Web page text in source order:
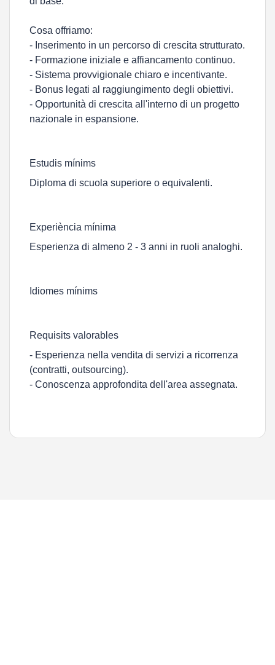
Cosa offriamo:
- Inserimento in un percorso di crescita strutturato.
- Formazione iniziale e affiancamento continuo.
- Sistema provvigionale chiaro e incentivante.
- Bonus legati al raggiungimento degli obiettivi.
- Opportunità di crescita all'interno di un progetto
nazionale in espansione.
Estudis mínims
Diploma di scuola superiore o equivalenti.
Experiència mínima
Esperienza di almeno 2 - 3 anni in ruoli analoghi.
Idiomes mínims
Requisits valorables
- Esperienza nella vendita di servizi a ricorrenza
(contratti, outsourcing).
- Conoscenza approfondita dell'area assegnata.